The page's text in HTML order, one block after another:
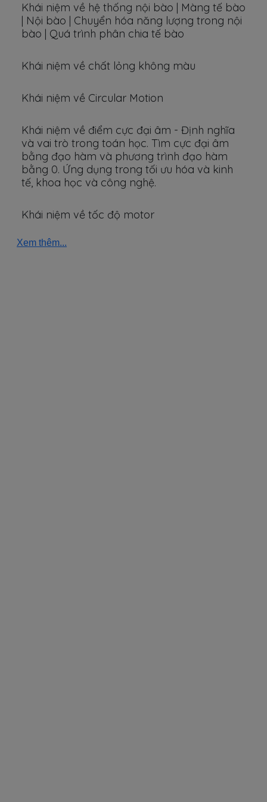
Khái niệm về hệ thống nội bào | Màng tế bào
| Nội bào | Chuyển hóa năng lượng trong nội
bào | Quá trình phân chia tế bào
Khái niệm về chất lỏng không màu
Khái niệm về Circular Motion
Khái niệm về điểm cực đại âm - Định nghĩa
và vai trò trong toán học. Tìm cực đại âm
bằng đạo hàm và phương trình đạo hàm
bằng 0. Ứng dụng trong tối ưu hóa và kinh
tế, khoa học và công nghệ.
Khái niệm về tốc độ motor
Xem thêm...